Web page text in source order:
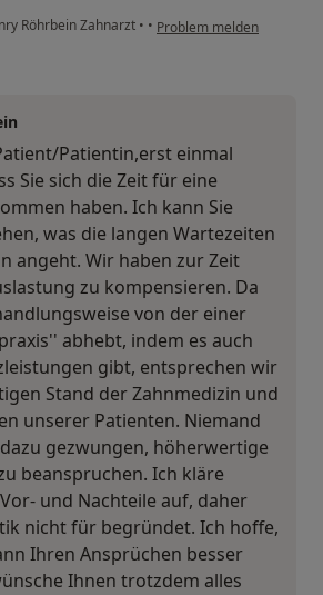
Röhrbein Zahnarzt • • Problem melden
Patientin,erst einmal
Sie sich die Zeit für eine
haben. Ich kann Sie
was die langen Wartezeiten
angeht. Wir haben zur Zeit
zu kompensieren. Da
von der einer
abhebt, indem es auch
gibt, entsprechen wir
Stand der Zahnmedizin und
unserer Patienten. Niemand
gezwungen, höherwertige
beanspruchen. Ich kläre
und Nachteile auf, daher
nicht für begründet. Ich hoffe,
Ihren Ansprüchen besser
Ihnen trotzdem alles